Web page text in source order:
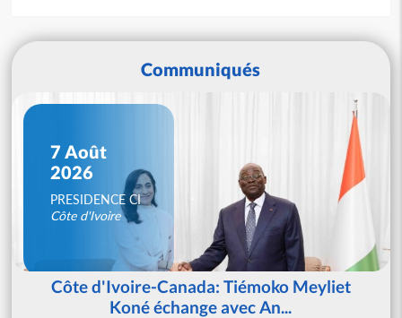
Communiqués
7 Août
2026
PRESIDENCE CI
Côte d'Ivoire
Côte d'Ivoire-Canada: Tiémoko Meyliet
Koné échange avec An...